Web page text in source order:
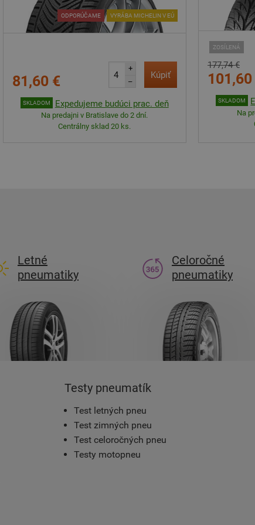
ODPORÚČAME VYRÁBA MICHELIN V EÚ
81,60 €
+
–
Kúpiť
SKLADOM Expedujeme budúci prac. deň
Na predajni v Bratislave do 2 dní.
Centrálny sklad 20 ks.
ZOSÍLENÁ
177,74 €
SKLADOM
Na
Letné
pneumatiky
Celoročné
pneumatiky
Testy pneumatík
Test letných pneu
Test zimných pneu
Test celoročných pneu
Testy motopneu